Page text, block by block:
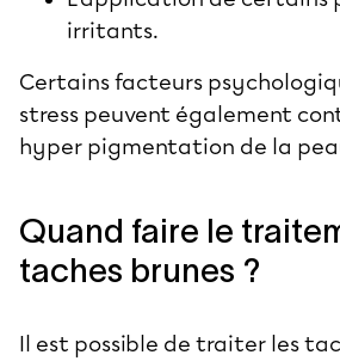
irritants.
Certains facteurs
stress peuvent également
hyper pigmentation de la
Quand faire le
taches brunes ?
Il est possible de traiter les